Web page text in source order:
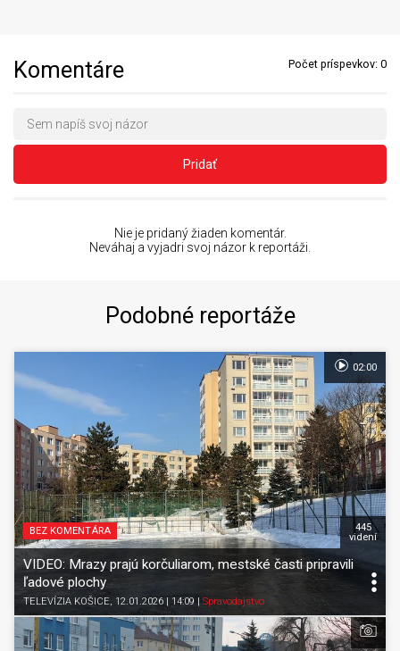
Komentáre Počet príspevkov: 0
Pridať
Nie je pridaný žiaden komentár.
Neváhaj a vyjadri svoj názor k reportáži.
Podobné reportáže
BEZ KOMENTÁRA
VIDEO: Mrazy prajú korčuliarom, mestské časti pripravili
ľadové plochy
TELEVÍZIA KOŠICE, 12.01.2026 | 14:09 Spravodajstvo
445
videní
02:00